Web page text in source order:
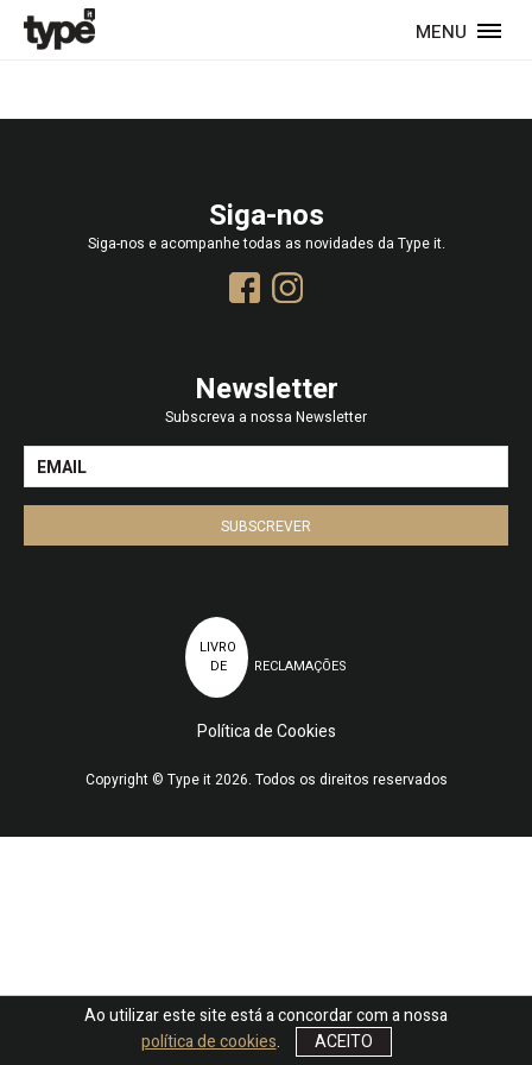
MENU
Ao utilizar este site está a concordar com a nossa
política de cookies. ACEITO
Siga-nos
Siga-nos e acompanhe todas as novidades da Type it.
Newsletter
Subscreva a nossa Newsletter
LIVRO
DE
RECLAMAÇÕES
Política de Cookies
Copyright © Type it 2026. Todos os direitos reservados